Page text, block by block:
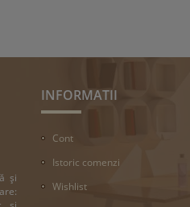
și
INFORMATII
Cont
Istoric comenzi
Wishlist